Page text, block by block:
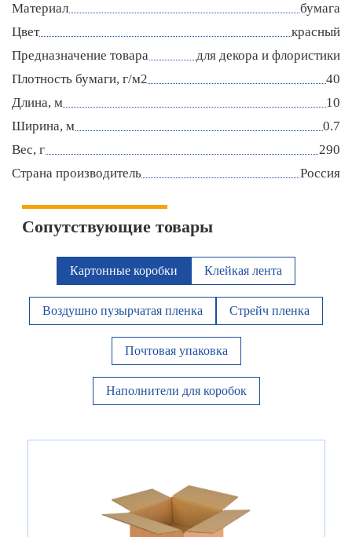
Материал
бумага
Цвет
красный
Предназначение товара
для декора и флористики
Плотность бумаги, г/м2
40
Длина, м
10
Ширина, м
0.7
Вес, г
290
Страна производитель
Россия
Сопутствующие товары
Картонные коробки Клейкая лента
Воздушно пузырчатая пленка Стрейч пленка
Почтовая упаковка
Наполнители для коробок